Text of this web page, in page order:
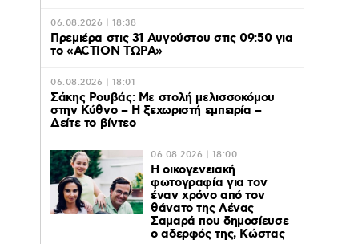
06.08.2026 | 18:38
Πρεμιέρα στις 31 Αυγούστου στις 09:50 για
το «ACTION ΤΩΡΑ»
06.08.2026 | 18:01
Σάκης Ρουβάς: Με στολή μελισσοκόμου
στην Κύθνο – Η ξεχωριστή εμπειρία –
Δείτε το βίντεο
06.08.2026 | 18:00
Η οικογενειακή
φωτογραφία για τον
έναν χρόνο από τον
θάνατο της Λένας
Σαμαρά που δημοσίευσε
ο αδερφός της, Κώστας